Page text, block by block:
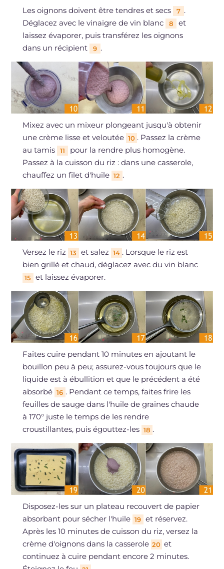
Les oignons doivent être tendres et secs 7 .
Déglacez avec le vinaigre de vin blanc
8
et
laissez évaporer, puis transférez les oignons
dans un récipient
9 .
Mixez avec un mixeur plongeant jusqu'à obtenir
une crème lisse et veloutée 10 . Passez la crème
au tamis
11
pour la rendre plus homogène.
Passez à la cuisson du riz : dans une casserole,
chauffez un filet d'huile 12 .
Versez le riz 13 et salez 14 . Lorsque le riz est
bien grillé et chaud, déglacez avec du vin blanc
15 et laissez évaporer.
Faites cuire pendant 10 minutes en ajoutant le
bouillon peu à peu; assurez-vous toujours que le
liquide est à ébullition et que le précédent a été
absorbé 16 . Pendant ce temps, faites frire les
feuilles de sauge dans l'huile de graines chaude
à 170° juste le temps de les rendre
croustillantes, puis égouttez-les 18 .
Disposez-les sur un plateau recouvert de papier
absorbant pour sécher l'huile 19 et réservez.
Après les 10 minutes de cuisson du riz, versez la
crème d'oignons dans la casserole 20 et
continuez à cuire pendant encore 2 minutes.